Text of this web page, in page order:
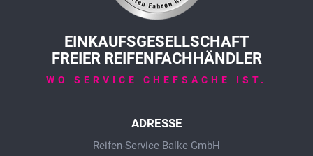
EINKAUFSGESELLSCHAFT
FREIER REIFENFACHHÄNDLER
WO SERVICE CHEFSACHE IST.
ADRESSE
Reifen-Service Balke GmbH